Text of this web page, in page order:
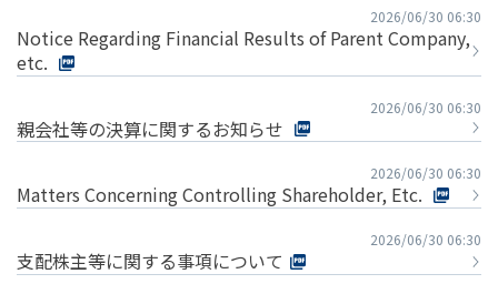
2026/06/30 06:30
Notice Regarding Financial Results of Parent Company,
etc.
2026/06/30 06:30
親会社等の決算に関するお知らせ
2026/06/30 06:30
Matters Concerning Controlling Shareholder, Etc.
2026/06/30 06:30
支配株主等に関する事項について